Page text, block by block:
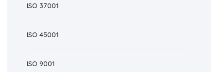
ISO 37001
ISO 45001
ISO 9001